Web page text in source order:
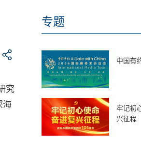
究
海
专题
中国有
牢记初
兴征程